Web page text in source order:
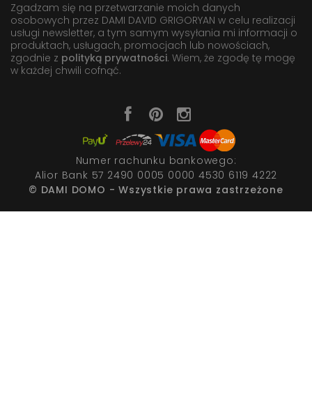
Zgadzam się na przetwarzanie moich danych
osobowych przez DAMI DAVID GRIGORYAN w celu realizacji
usługi newsletter, a tym samym wysyłania mi informacji o
produktach, usługach, promocjach lub nowościach,
zgodnie z polityką prywatności. Wiem, że zgodę tę mogę
w każdej chwili cofnąć.
Numer rachunku bankowego:
Alior Bank 57 2490 0005 0000 4530 6119 4222
© DAMI DOMO - Wszystkie prawa zastrzeżone